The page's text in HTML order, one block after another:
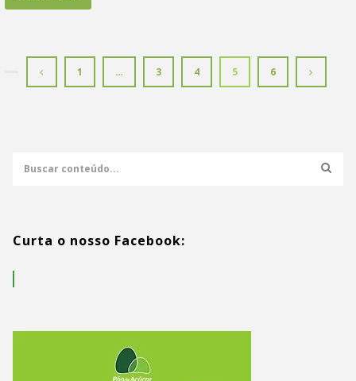
1 … 3 4 5 6
Curta o nosso Facebook: